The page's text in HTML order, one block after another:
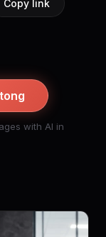
Copy link
with AI in